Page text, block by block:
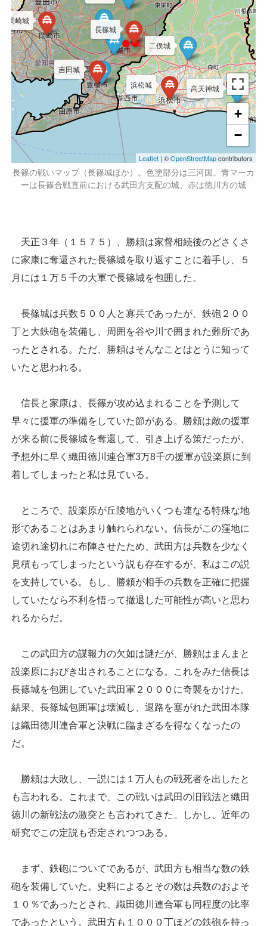
高天神城
二俣城
長篠城
岡崎城
浜松城
吉田城
+
−
Leaflet | ©OpenStreetMapcontributors
長篠の戦いマップ（長篠城ほか）。色塗部分は三河国。青マーカ
ーは長篠合戦直前における武田方支配の城、赤は徳川方の城
天正３年（１５７５）、勝頼は家督相続後のどさくさ
に家康に奪還された長篠城を取り返すことに着手し、５
月には１万５千の大軍で長篠城を包囲した。
長篠城は兵数５００人と寡兵であったが、鉄砲２００
丁と大鉄砲を装備し、周囲を谷や川で囲まれた難所であ
ったとされる。ただ、勝頼はそんなことはとうに知って
いたと思われる。
信長と家康は、長篠が攻め込まれることを予測して
早々に援軍の準備をしていた節がある。勝頼は敵の援軍
が来る前に長篠城を奪還して、引き上げる策だったが、
予想外に早く織田徳川連合軍3万8千の援軍が設楽原に到
着してしまったと私は見ている。
ところで、設楽原が丘陵地がいくつも連なる特殊な地
形であることはあまり触れられない。信長がこの窪地に
途切れ途切れに布陣させたため、武田方は兵数を少なく
見積もってしまったという説も存在するが、私はこの説
を支持している。もし、勝頼が相手の兵数を正確に把握
していたなら不利を悟って撤退した可能性が高いと思わ
れるからだ。
この武田方の謀報力の欠如は謎だが、勝頼はまんまと
設楽原におびき出されることになる。これをみた信長は
長篠城を包囲していた武田軍２０００に奇襲をかけた。
結果、長篠城包囲軍は壊滅し、退路を塞がれた武田本隊
は織田徳川連合軍と決戦に臨まざるを得なくなったの
だ。
勝頼は大敗し、一説には１万人もの戦死者を出したと
も言われる。これまで、この戦いは武田の旧戦法と織田
徳川の新戦法の激突とも言われてきた。しかし、近年の
研究でこの定説も否定されつつある。
まず、鉄砲についてであるが、武田方も相当な数の鉄
砲を装備していた。史料によるとその数は兵数のおよそ
１０％であったとされ、織田徳川連合軍も同程度の比率
であったという。武田方も１０００丁ほどの鉄砲を持っ